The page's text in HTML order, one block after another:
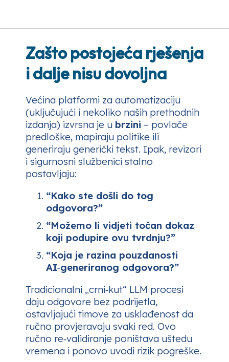
Zašto postojeća rješenja
i dalje nisu dovoljna
Većina platformi za automatizaciju
(uključujući i nekoliko naših prethodnih
izdanja) izvrsna je u brzini – povlače
predloške, mapiraju politike ili
generiraju generički tekst. Ipak, revizori
i sigurnosni službenici stalno
postavljaju:
“Kako ste došli do tog
odgovora?”
“Možemo li vidjeti točan dokaz
koji podupire ovu tvrdnju?”
“Koja je razina pouzdanosti
AI‑generiranog odgovora?”
Tradicionalni „crni‑kut“ LLM procesi
daju odgovore bez podrijetla,
ostavljajući timove za usklađenost da
ručno provjeravaju svaki red. Ovo
ručno re‑validiranje poništava uštedu
vremena i ponovo uvodi rizik pogreške.